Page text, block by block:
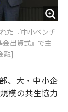
た『中小ベンチ
出資式』で主
融]
、大・中小企
模の共生協力